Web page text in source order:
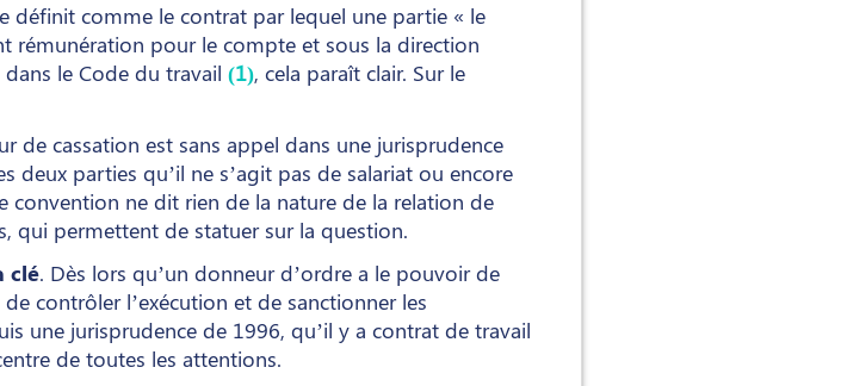
définit comme le contrat par lequel une partie « le
rémunération pour le compte et sous la direction
le Code du travail (1), cela paraît clair. Sur le
de cassation est sans appel dans une jurisprudence
deux parties qu’il ne s’agit pas de salariat ou encore
ne dit rien de la nature de la relation de
qui permettent de statuer sur la question.
clé. Dès lors qu’un donneur d’ordre a le pouvoir de
contrôler l’exécution et de sanctionner les
une jurisprudence de 1996, qu’il y a contrat de travail
de toutes les attentions.